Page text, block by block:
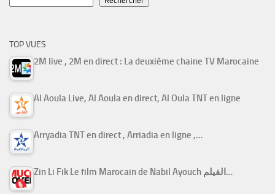
TOP VUES
2M live , 2M en direct : La deuxième chaine TV Marocaine
Al Aoula Live, Al Aoula en direct, Al Oula TNT en ligne
Arryadia TNT en direct , Arriadia en ligne ,…
Zin Li Fik Le film Marocain de Nabil Ayouch الفيلم…